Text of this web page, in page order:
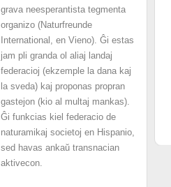
grava neesperantista tegmenta
organizo (Naturfreunde
International, en Vieno). Ĝi estas
jam pli granda ol aliaj landaj
federacioj (ekzemple la dana kaj
la sveda) kaj proponas propran
gastejon (kio al multaj mankas).
Ĝi funkcias kiel federacio de
naturamikaj societoj en Hispanio,
sed havas ankaŭ transnacian
aktivecon.